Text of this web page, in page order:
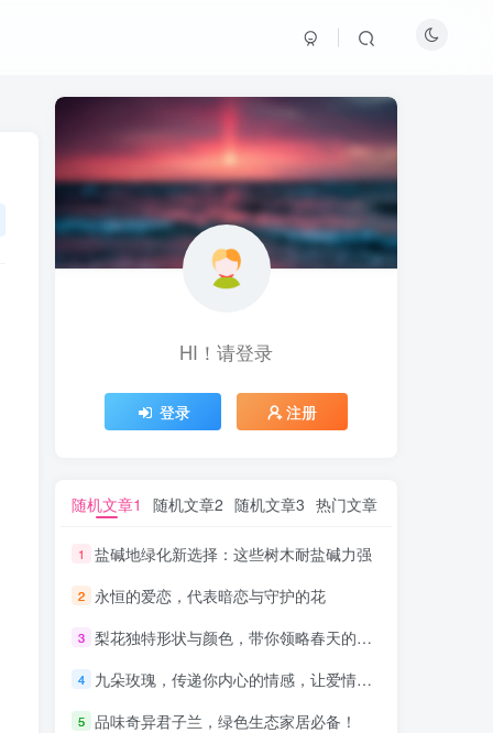
HI！请登录
登录 注册
随机文章1 随机文章2 随机文章3 热门文章
1 盐碱地绿化新选择：这些树木耐盐碱力强
2 永恒的爱恋，代表暗恋与守护的花
3 梨花独特形状与颜色，带你领略春天的气息
4 九朵玫瑰，传递你内心的情感，让爱情更美好！
5 品味奇异君子兰，绿色生态家居必备！
HI！请登录
登录 注册
随机文章1 随机文章2 随机文章3 热门文章
1 盐碱地绿化新选择：这些树木耐盐碱力强
2 永恒的爱恋，代表暗恋与守护的花
3 梨花独特形状与颜色，带你领略春天的气息
4 九朵玫瑰，传递你内心的情感，让爱情更美好！
5 品味奇异君子兰，绿色生态家居必备！